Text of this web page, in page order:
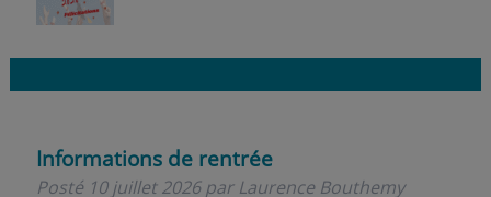
Informations de rentrée
Posté 10 juillet 2026 par Laurence Bouthemy